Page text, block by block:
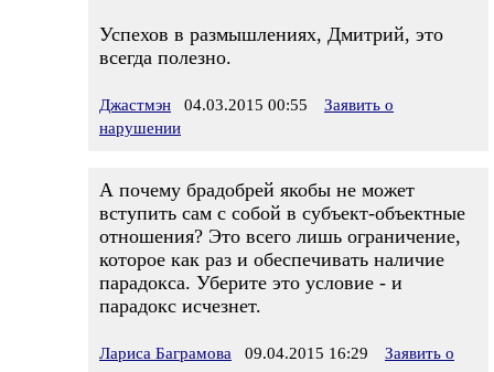
Успехов в размышлениях, Дмитрий, это
всегда полезно.
Джастмэн 04.03.2015 00:55
Заявить о
нарушении
А почему брадобрей якобы не может
вступить сам с собой в субъект-объектные
отношения? Это всего лишь ограничение,
которое как раз и обеспечивать наличие
парадокса. Уберите это условие - и
парадокс исчезнет.
Лариса Баграмова 09.04.2015 16:29
Заявить о